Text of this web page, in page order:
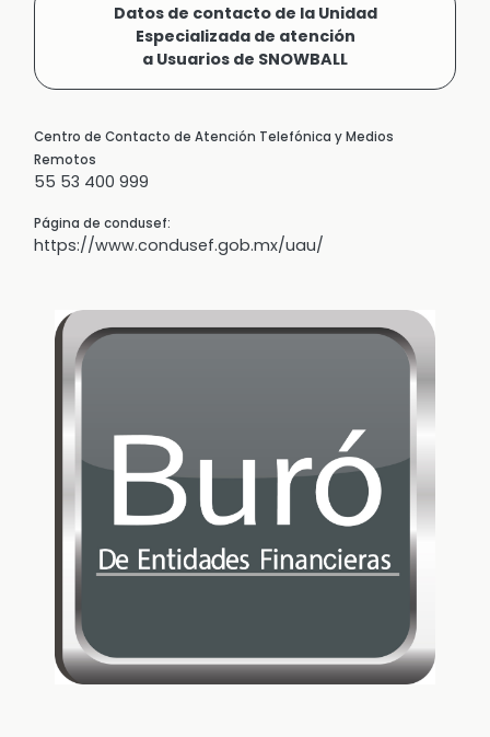
Datos de contacto de la Unidad
Especializada de atención
a Usuarios de SNOWBALL
Centro de Contacto de Atención Telefónica y Medios
Remotos
55 53 400 999
Página de condusef:
https://www.condusef.gob.mx/uau/